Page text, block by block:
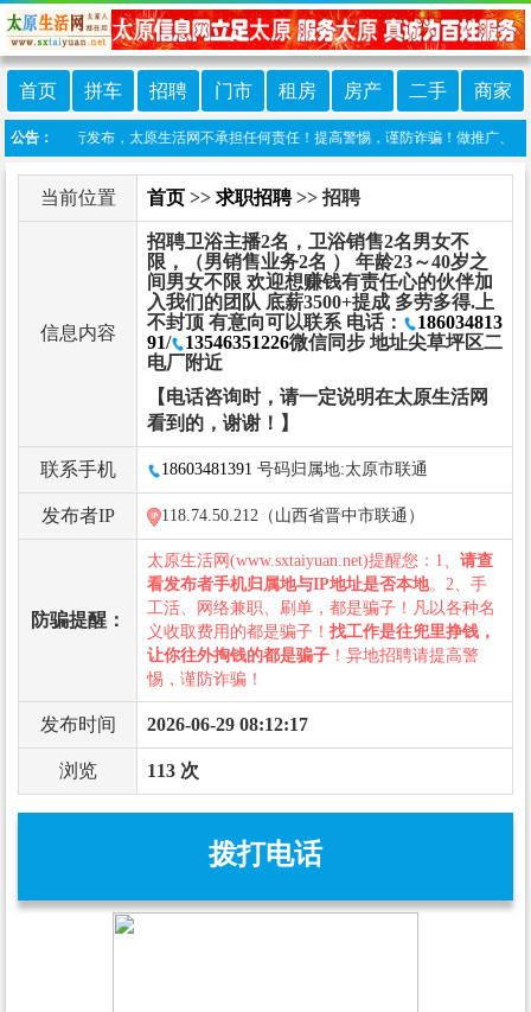
首页 拼车 招聘 门市 租房 房产 二手 商家
公告：
网友自行发布，太原生活网不承担任何责任！提高警惕，谨防诈骗！做推广、做信
当前位置 首页 >> 求职招聘>> 招聘
信息内容
招聘卫浴主播2名，卫浴销售2名男女不
限，（男销售业务2名 ） 年龄23～40岁之
间男女不限 欢迎想赚钱有责任心的伙伴加
入我们的团队 底薪3500+提成 多劳多得.上
不封顶 有意向可以联系 电话：
186034813
91/ 13546351226微信同步 地址尖草坪区二
电厂附近
【电话咨询时，请一定说明在太原生活网
看到的，谢谢！】
联系手机 18603481391 号码归属地:太原市联通
发布者IP 118.74.50.212（山西省晋中市联通）
防骗提醒：
太原生活网(www.sxtaiyuan.net)提醒您：1、 请查
看发布者手机归属地与IP地址是否本地。2、手
工活、网络兼职、刷单，都是骗子！凡以各种名
义收取费用的都是骗子！ 找工作是往兜里挣钱，
让你往外掏钱的都是骗子 ！异地招聘请提高警
惕，谨防诈骗！
发布时间 2026-06-29 08:12:17
浏览 113 次
拨打电话